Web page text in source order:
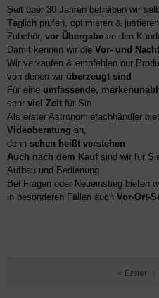
Seit über 30 Jahren betreiben wir
Täglich prüfen, optimieren &
Zubehör, vor Übergabe an den
Damit kennen wir die Vor- und
Wir verkaufen & empfehlen nur
von denen wir überzeugt sind
Für eine umfassende,
sehr viel Zeit für Sie
Als erster Astronomiefachhändler
Videoberatung an,
denn sehen heißt verstehen
Auch nach dem Kaufsind wir für
Aufbau und Bedienung
Bei Fragen oder Neueinstieg bieten
in besonderen Fällen auch Vor-Ort-
« Erster